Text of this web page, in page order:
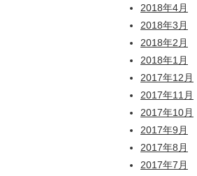
2018年4月
2018年3月
2018年2月
2018年1月
2017年12月
2017年11月
2017年10月
2017年9月
2017年8月
2017年7月